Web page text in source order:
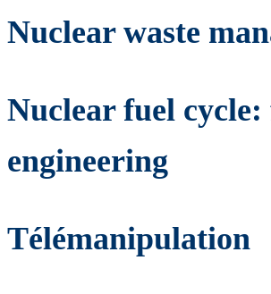
Nuclear waste
Nuclear fuel
engineering
Télémanipulation